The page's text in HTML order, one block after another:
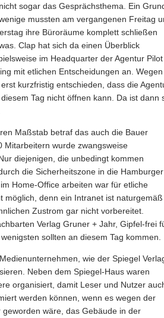
sogar das Gesprächsthema. Ein
mussten am vergangenen Freitag
ihre Büroräume komplett schließen
Clap hat sich da einen Überblick
im Headquarter der Agentur Pilot
mit etlichen Entscheidungen an. Wegen
kurzfristig entschieden, dass die
Tag nicht öffnen kann. Da ist dann
Maßstab betraf das auch die Bauer
Mitarbeitern wurde zwangsweise
diejenigen, die unbedingt kommen
die Sicherheitszone in die Hamburger
Home-Office arbeiten war für etliche
möglich, denn ein Intranet ist naturgemäß
Zustrom gar nicht vorbereitet.
Verlag Gruner + Jahr, Gipfel-frei
sollten an diesem Tag kommen.
wie der Spiegel
Neben dem Spiegel-Haus waren
organisiert, damit Leser und Nutzer
werden können, wenn es wegen der
wäre, das Gebäude in der